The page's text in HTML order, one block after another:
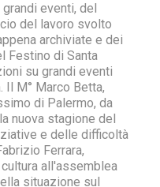
eventi, del
del lavoro svolto
archiviate e dei
Festino di Santa
su grandi eventi
M° Marco Betta,
di Palermo, da
nuova stagione del
e delle difficoltà
Ferrara,
all'assemblea
situazione sul